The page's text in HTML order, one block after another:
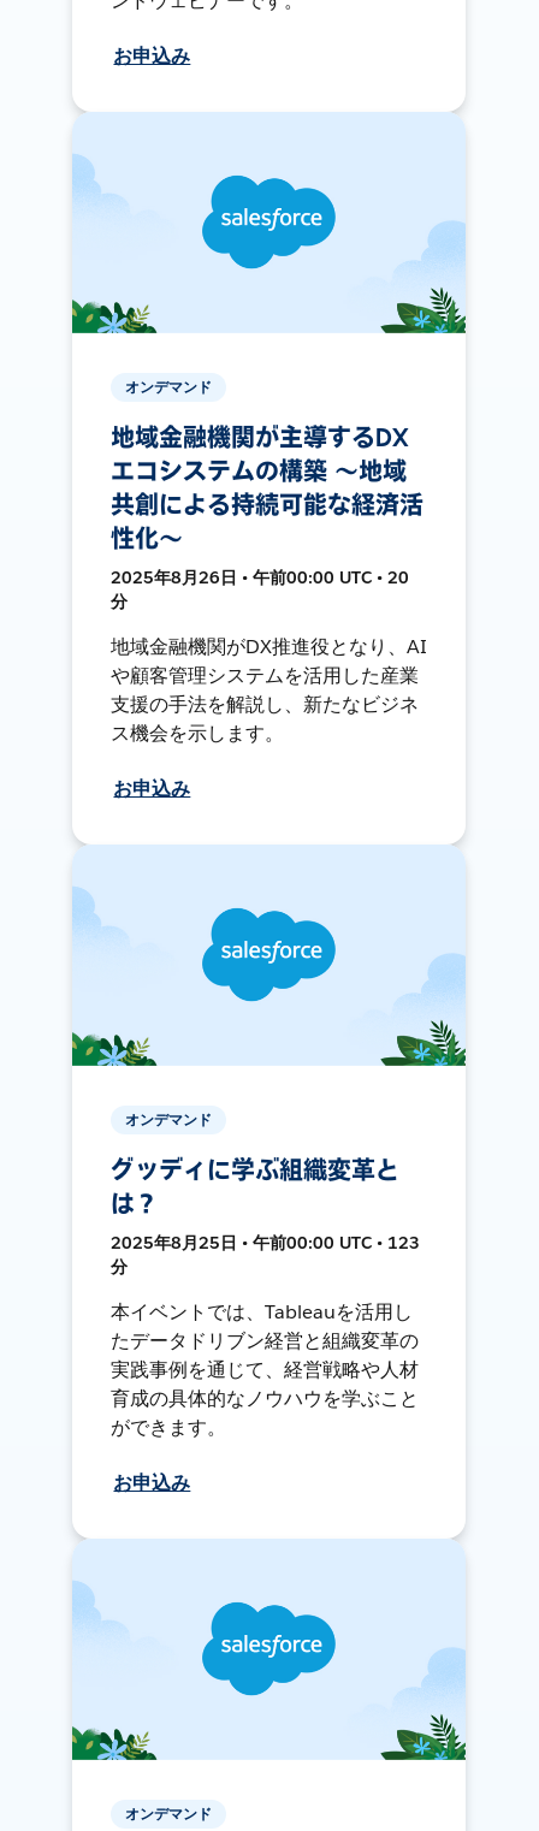
お申込み
オンデマンド
地域金融機関が主導するDX
エコシステムの構築 〜地域
共創による持続可能な経済活
性化〜
2025年8月26日 • 午前00:00 UTC • 20
分
地域金融機関がDX推進役となり、AI
や顧客管理システムを活用した産業
支援の手法を解説し、新たなビジネ
ス機会を示します。
お申込み
オンデマンド
グッディに学ぶ組織変革と
は？
2025年8月25日 • 午前00:00 UTC • 123
分
本イベントでは、Tableauを活用し
たデータドリブン経営と組織変革の
実践事例を通じて、経営戦略や人材
育成の具体的なノウハウを学ぶこと
ができます。
お申込み
オンデマンド